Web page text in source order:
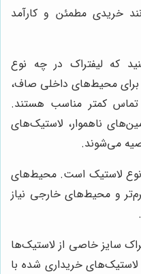
خریدی مطمئن و کارآمد
که لیفتراک در چه نوع
محیط‌های داخلی صاف،
کمتر مناسب هستند.
ناهموار، لاستیک‌های
می‌شوند.
نوع لاستیک است. محیط‌های
و محیط‌های خارجی نیاز
سایز خاصی از لاستیک‌ها
لاستیک‌های خریداری شده با